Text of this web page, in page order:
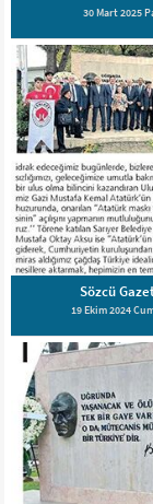
30 Mart 2025
Sözcü
19 Ekim 2024